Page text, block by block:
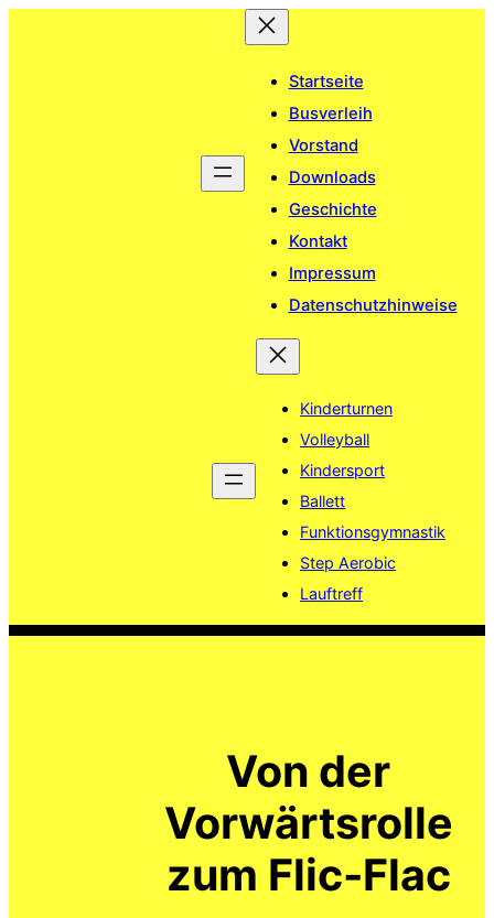
Startseite
Busverleih
Vorstand
Downloads
Geschichte
Kontakt
Impressum
Datenschutzhinweise
Kinderturnen
Volleyball
Kindersport
Ballett
Funktionsgymnastik
Step Aerobic
Lauftreff
Von der
Vorwärtsrolle
zum Flic-Flac